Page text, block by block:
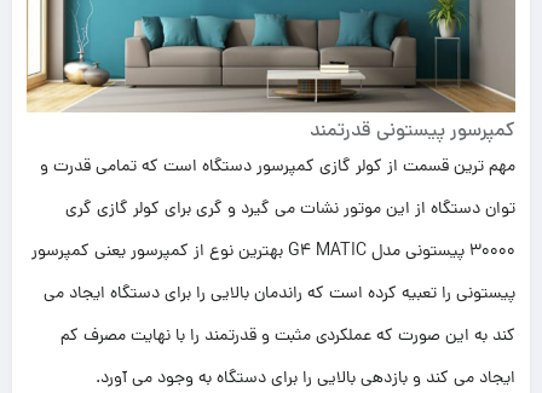
کمپرسور پیستونی قدرتمند
مهم ترین قسمت از کولر گازی کمپرسور دستگاه است که تمامی قدرت و
توان دستگاه از این موتور نشات می گیرد و گری برای کولر گازی گری
30000 پیستونی مدل G4 MATIC بهترین نوع از کمپرسور یعنی کمپرسور
پیستونی را تعبیه کرده است که راندمان بالایی را برای دستگاه ایجاد می
کند به این صورت که عملکردی مثبت و قدرتمند را با نهایت مصرف کم
ایجاد می کند و بازدهی بالایی را برای دستگاه به وجود می آورد.